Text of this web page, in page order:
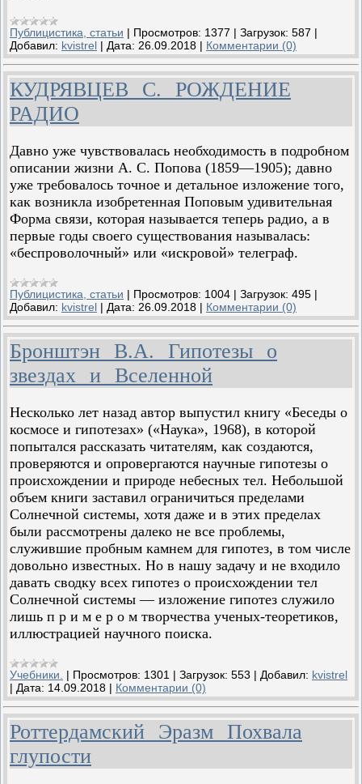
Публицистика, статьи | Просмотров: 1377 | Загрузок: 587 |
Добавил: kvistrel | Дата: 26.09.2018 | Комментарии (0)
КУДРЯВЦЕВ С. РОЖДЕНИЕ
РАДИО
Давно уже чувствовалась необходимость в подробном
описании жизни А. С. Попова (1859—1905); давно
уже требовалось точное и детальное изложение того,
как возникла изобретенная Поповым удивительная
Форма связи, которая называется теперь радио, а в
первые годы своего существования называлась:
«беспроволочный» или «искровой» телеграф.
Публицистика, статьи | Просмотров: 1004 | Загрузок: 495 |
Добавил: kvistrel | Дата: 26.09.2018 | Комментарии (0)
Бронштэн В.А. Гипотезы о
звездах и Вселенной
Несколько лет назад автор выпустил книгу «Беседы о
космосе и гипотезах» («Наука», 1968), в которой
попытался рассказать читателям, как создаются,
проверяются и опровергаются научные гипотезы о
происхождении и природе небесных тел. Небольшой
объем книги заставил ограничиться пределами
Солнечной системы, хотя даже и в этих пределах
были рассмотрены далеко не все проблемы,
служившие пробным камнем для гипотез, в том числе
довольно известных. Но в нашу задачу и не входило
давать сводку всех гипотез о происхождении тел
Солнечной системы — изложение гипотез служило
лишь п р и м е р о м творчества ученых-теоретиков,
иллюстрацией научного поиска.
Учебники. | Просмотров: 1301 | Загрузок: 553 | Добавил: kvistrel
| Дата: 14.09.2018 | Комментарии (0)
Роттердамский Эразм Похвала
глупости